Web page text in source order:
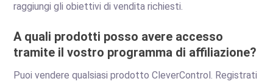
raggiungi gli obiettivi di vendita richiesti.
A quali prodotti posso avere accesso
tramite il vostro programma di affiliazione?
Puoi vendere qualsiasi prodotto CleverControl. Registrati